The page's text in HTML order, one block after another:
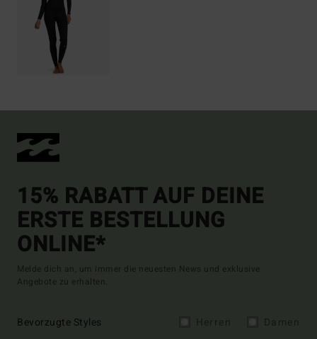
15% RABATT AUF DEINE
ERSTE BESTELLUNG
ONLINE*
Melde dich an, um immer die neuesten News und exklusive
Angebote zu erhalten.
Bevorzugte Styles